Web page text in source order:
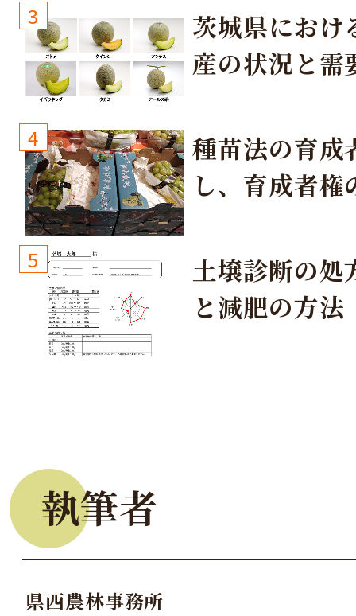
3
茨城県におけ
産の状況と需
4
種苗法の育成
し、育成者権
しょう！
5
土壌診断の処
と減肥の方法
執筆者
県西農林事務所